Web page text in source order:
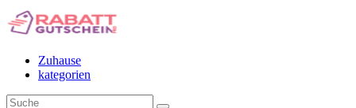
Zuhause
kategorien